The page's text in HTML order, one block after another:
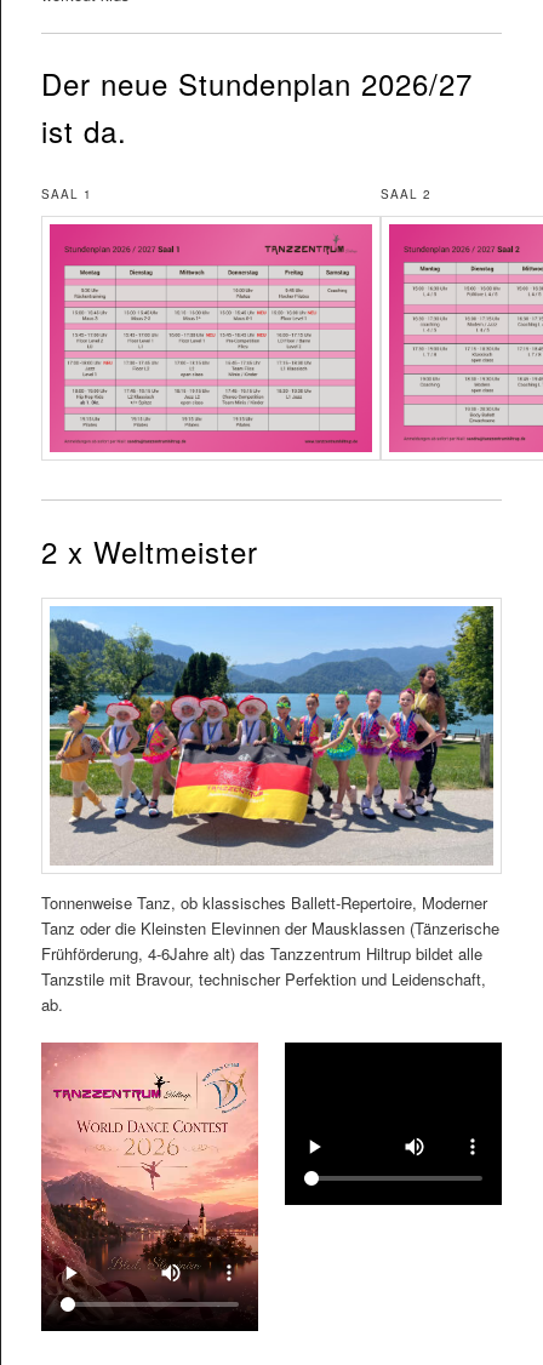
Der neue Stundenplan 2026/27
ist da.
SAAL 1 SAAL 2
2 x Weltmeister
Tonnenweise Tanz, ob klassisches Ballett-Repertoire, Moderner
Tanz oder die Kleinsten Elevinnen der Mausklassen (Tänzerische
Frühförderung, 4-6Jahre alt) das Tanzzentrum Hiltrup bildet alle
Tanzstile mit Bravour, technischer Perfektion und Leidenschaft,
ab.